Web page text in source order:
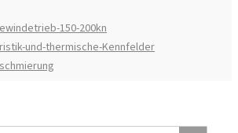
150-200kn
und-thermische-Kennfelder